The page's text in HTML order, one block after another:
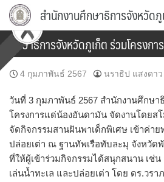
Skip
content
สำนักงานศึกษาธิการจังหวัด
ศึกษาธิการจังหวัดภูเก็ต ร่วมโครงก
4 กุมภาพันธ์ 2567 นราธิป แสงดาว
วันที่ 3 กุมภาพันธ์ 2567 สำนักงานศึกษา
โครงการแด่น้องอันดามัน จัดงานโดยสโ
จัดกิจกรรมสานฝันพาเด็กพิเศษ เข้าค่าย
ปล่อยเต่า ณ ฐานทัพเรือทับละมุ จังหวัด
ที่ให้ผู้เข้าร่วมกิจกรรมได้สนุกสนาน เช่น
เล่นน้ำทะเล และปล่อยเต่า โดย ดร.วร